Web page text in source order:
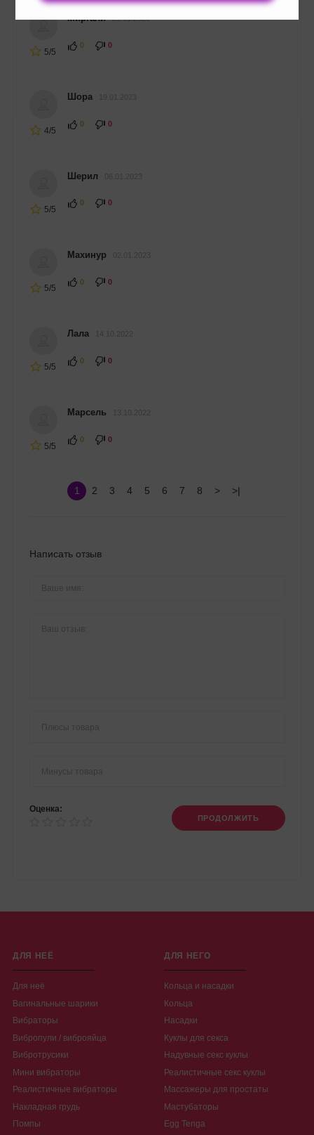
5/5
Миргали 21.01.2023
0 0
4/5
Шора
0 0
5/5
Шерил
0 0
5/5
Махинур
0 0
5/5
Лала
0 0
5/5
Марсель
0 0
1 2 3 4 5 6 7 8 > >|
Написать отзыв
Оценка:
ПРОДОЛЖИТЬ
ДЛЯ НЕЁ
Для неё
Вагинальные шарики
Вибраторы
Вибропули / виброяйца
Вибротрусики
Мини вибраторы
Реалистичные вибраторы
Накладная грудь
Помпы
ДЛЯ НЕГО
Кольца и насадки
Кольца
Насадки
Куклы для секса
Надувные секс куклы
Реалистичные секс куклы
Массажеры для простаты
Мастубаторы
Egg Tenga